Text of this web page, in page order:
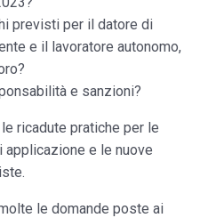
previsti per il datore di
e il lavoratore autonomo,
e sanzioni?
ricadute pratiche per le
e le nuove
le domande poste ai